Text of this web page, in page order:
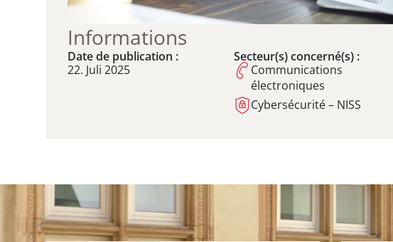
Informations
Date de publication :
22. Juli 2025
Secteur(s) concerné(s) :
Communications
électroniques
Cybersécurité – NISS